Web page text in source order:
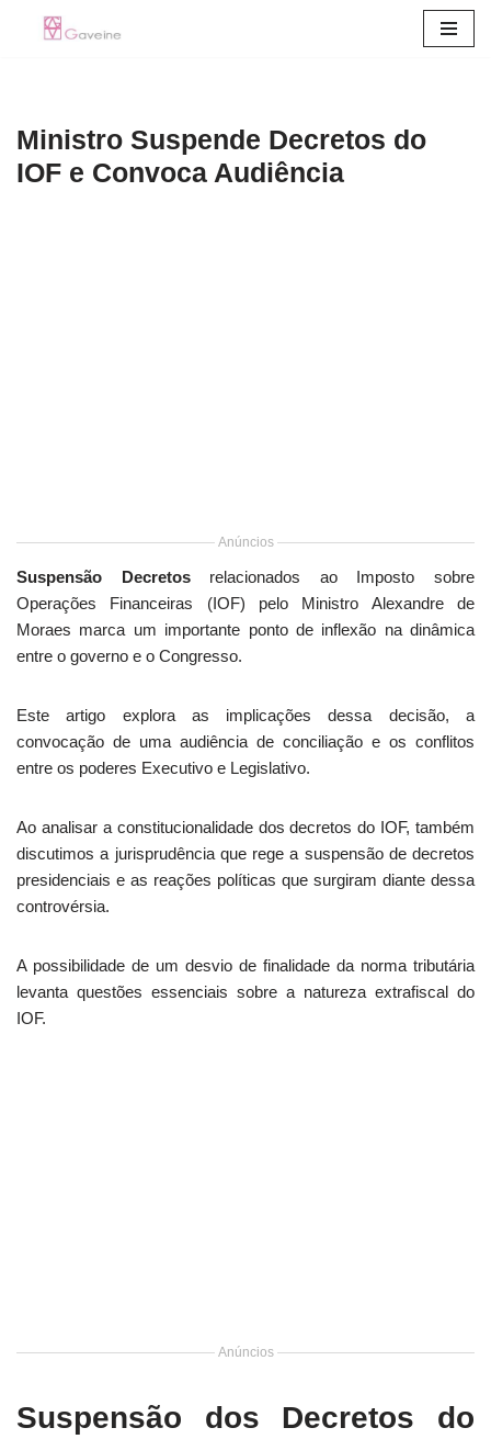
conteúdo
Ministro Suspende Decretos do
IOF e Convoca Audiência
Anúncios
Suspensão Decretosrelacionados ao Imposto sobre
Operações Financeiras (IOF) pelo Ministro Alexandre de
Moraes marca um importante ponto de inflexão na dinâmica
entre o governo e o Congresso.
Este artigo explora as implicações dessa decisão, a
convocação de uma audiência de conciliação e os conflitos
entre os poderes Executivo e Legislativo.
Ao analisar a constitucionalidade dos decretos do IOF, também
discutimos a jurisprudência que rege a suspensão de decretos
presidenciais e as reações políticas que surgiram diante dessa
controvérsia.
A possibilidade de um desvio de finalidade da norma tributária
levanta questões essenciais sobre a natureza extrafiscal do
IOF.
Anúncios
Suspensão dos Decretos do